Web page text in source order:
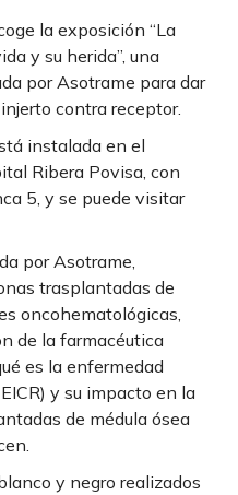
la exposición “La
y su herida”, una
por Asotrame para dar
contra receptor.
instalada en el
Ribera Povisa, con
5, y se puede visitar
por Asotrame,
trasplantadas de
oncohematológicas,
de la farmacéutica
es la enfermedad
y su impacto en la
de médula ósea
y negro realizados